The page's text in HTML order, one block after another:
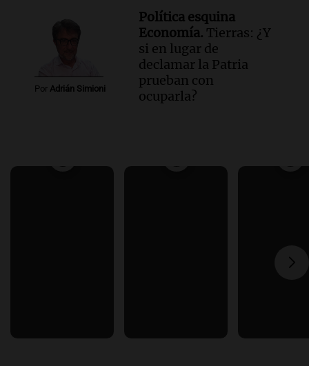
Por Adrián Simioni
Política esquina
Economía. Tierras: ¿Y
si en lugar de
declamar la Patria
prueban con
ocuparla?